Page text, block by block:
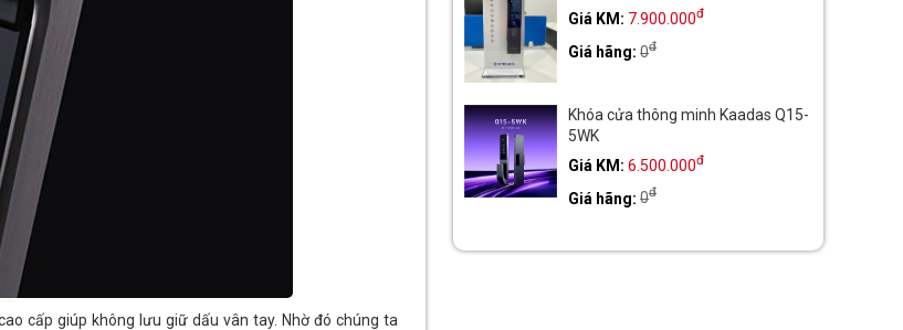
cấp giúp không lưu giữ dấu vân tay. Nhờ đó chúng ta
Giá KM: 7.900.000đ
Giá hãng:0đ
Khóa cửa thông minh Kaadas Q15-
5WK
Giá KM:6.500.000đ
Giá hãng:0đ